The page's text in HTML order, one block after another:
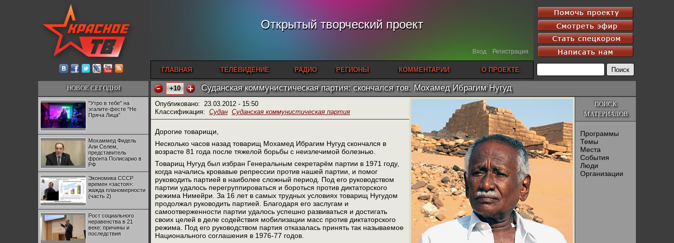
Открытый творческий проект
Вход Регистрация
ГЛАВНАЯ ТЕЛЕВИДЕНИЕ РАДИО РЕГИОНЫ КОММЕНТАРИИ О ПРОЕКТЕ
НОВОЕ СЕГОДНЯ
"Утро в тебе" на
эгалите-фесте "Не
Пряча Лица"
Мохаммед Фидель
Али Селем,
представитель
фронта Полисарио в
РФ
Экономика СССР
времен «застоя»:
жажда планомерности
(часть 2)
Рост социального
неравенства в 21
веке: причины и
последствия
+10 Суданская коммунистическая партия: скончался тов. Мохамед Ибрагим Нугуд
ПОИСК
МАТЕРИАЛОВ
Программы
Темы
Места
События
Люди
Организации
Опубликовано: 23.03.2012 - 15:50
Классификация: Судан Суданская коммунистическая партия
Дорогие товарищи,
Несколько часов назад товарищ Мохамед Ибрагим Нугуд скончался в
возрасте 81 года после тяжелой борьбы с неизлечимой болезнью.
Товарищ Нугуд был избран Генеральным секретарём партии в 1971 году,
когда начались кровавые репрессии против нашей партии, и помог
руководить партией в наиболее сложный период. Под его руководством
партии удалось перегруппироваться и бороться против диктаторского
режима Нимейри. За 16 лет в самых трудных условиях товарищ Нугудом
продолжал руководить партией. Благодаря его заслугам и
самоотверженности партии удалось успешно развиваться и достигать
своих целей в деле содействия мобилизации масс против диктаторского
режима. Под его руководством партия отказалась принять так называемое
Национального соглашения в 1976-77 годов.